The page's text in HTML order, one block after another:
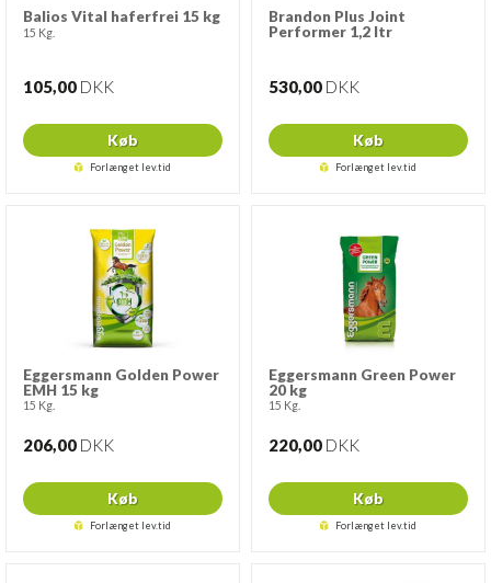
Balios Vital haferfrei 15 kg
15 Kg.
105,00 DKK
Køb
Forlænget lev.tid
Brandon Plus Joint
Performer 1,2 ltr
530,00 DKK
Køb
Forlænget lev.tid
Eggersmann Golden Power
EMH 15 kg
15 Kg.
206,00 DKK
Køb
Forlænget lev.tid
Eggersmann Green Power
20 kg
15 Kg.
220,00 DKK
Køb
Forlænget lev.tid